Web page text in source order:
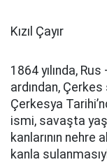
Kızıl Çayır
1864 yılında,
ardından,
Çerkesya
ismi, savaşta
kanlarının nehre
kanla